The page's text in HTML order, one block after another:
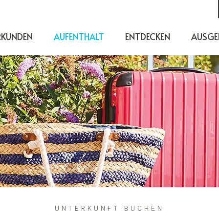
AUFENTHALT ENTDECKEN
UNTERKUNFT BUCHEN